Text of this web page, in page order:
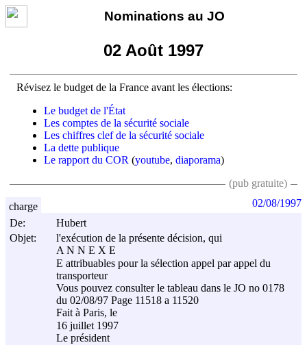
Nominations au JO
02 Août 1997
Révisez le budget de la France avant les élections:
Le budget de l'État
Les comptes de la sécurité sociale
Les chiffres clef de la sécurité sociale
La dette publique
Le rapport du COR (youtube, diaporama)
(pub gratuite)
De:
Hubert
Objet:
l'exécution de la présente décision, qui
A N N E X E
E attribuables pour la sélection appel par appel du
transporteur
Vous pouvez consulter le tableau dans le JO no 0178
du 02/08/97 Page 11518 a 11520
Fait à Paris, le
16 juillet 1997
Le président
charge 02/08/1997